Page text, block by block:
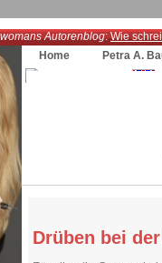
Autorenblog:Wie
Home
Petra A.
Drüben bei